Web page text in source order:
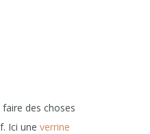
faire des choses
Ici une verrine